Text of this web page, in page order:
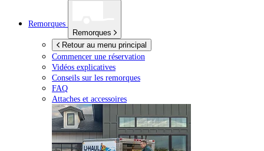
Remorques
Remorques
Retour au menu principal
Commencer une réservation
Vidéos explicatives
Conseils sur les remorques
FAQ
Attaches et accessoires